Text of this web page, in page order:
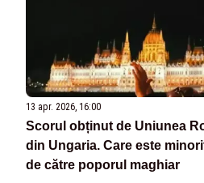
13 apr. 2026, 16:00
Scorul obținut de Uniunea
din Ungaria. Care este
de către poporul maghiar